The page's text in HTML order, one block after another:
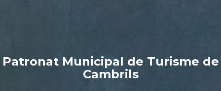
Patronat Municipal de Turisme de
Cambrils